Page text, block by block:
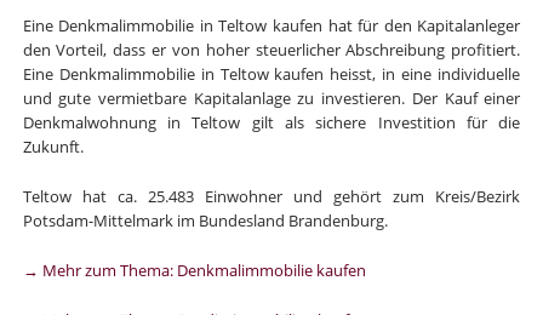
Eine Denkmalimmobilie in Teltow kaufen hat für den Kapitalanleger
den Vorteil, dass er von hoher steuerlicher Abschreibung profitiert.
Eine Denkmalimmobilie in Teltow kaufen heisst, in eine individuelle
und gute vermietbare Kapitalanlage zu investieren. Der Kauf einer
Denkmalwohnung in Teltow gilt als sichere Investition für die
Zukunft.
Teltow hat ca. 25.483 Einwohner und gehört zum Kreis/Bezirk
Potsdam-Mittelmark im Bundesland Brandenburg.
→ Mehr zum Thema: Denkmalimmobilie kaufen